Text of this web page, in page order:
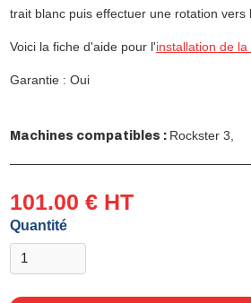
trait blanc puis effectuer une rotation vers
Voici la fiche d'aide pour l'installation de
Garantie : Oui
Machines compatibles : Rockster 3,
101.00 € HT
Quantité